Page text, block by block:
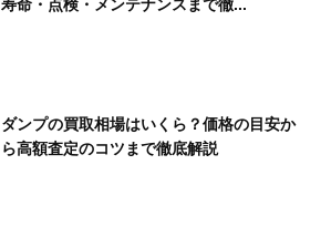
寿命・点検・メンテナンスまで徹...
ダンプの買取相場はいくら？価格の目安か
ら高額査定のコツまで徹底解説